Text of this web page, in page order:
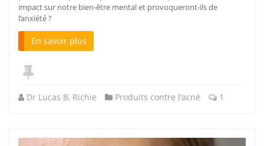
impact sur notre bien-être mental et provoqueront-ils de
l’anxiété ?
En savoir plus
Dr Lucas B. Richie Produits contre l'acné 1